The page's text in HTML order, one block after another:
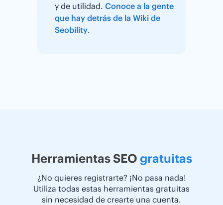
y de utilidad. Conoce a la gente
que hay detrás de la Wiki de
Seobility.
Herramientas SEO gratuitas
¿No quieres registrarte? ¡No pasa nada!
Utiliza todas estas herramientas gratuitas
sin necesidad de crearte una cuenta.